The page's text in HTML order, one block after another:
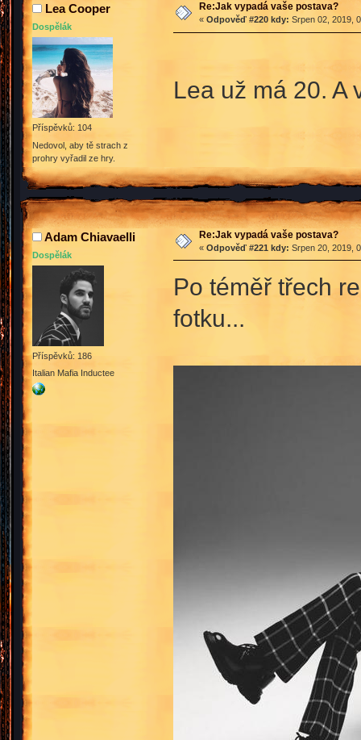
Lea Cooper
Dospělák
Příspěvků: 104
Nedovol, aby tě strach z
prohry vyřadil ze hry.
Re:Jak vypadá vaše postava?
« Odpověď #220 kdy: Srpen 02, 2019,
Lea už má 20. A
Adam Chiavaelli
Dospělák
Příspěvků: 186
Italian Mafia Inductee
Re:Jak vypadá vaše postava?
« Odpověď #221 kdy: Srpen 20, 2019,
Po téměř třech
fotku...